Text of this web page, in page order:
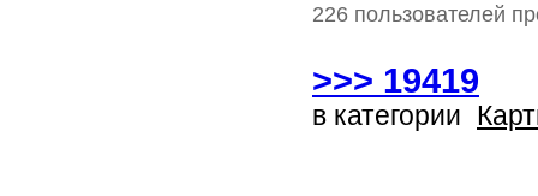
226 пользователей
>>> 19419
в категории